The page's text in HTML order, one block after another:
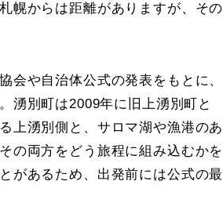
幌からは距離がありますが、その
会や自治体公式の発表をもとに、
湧別町は2009年に旧上湧別町と
上湧別側と、サロマ湖や漁港のあ
の両方をどう旅程に組み込むかを
があるため、出発前には公式の最